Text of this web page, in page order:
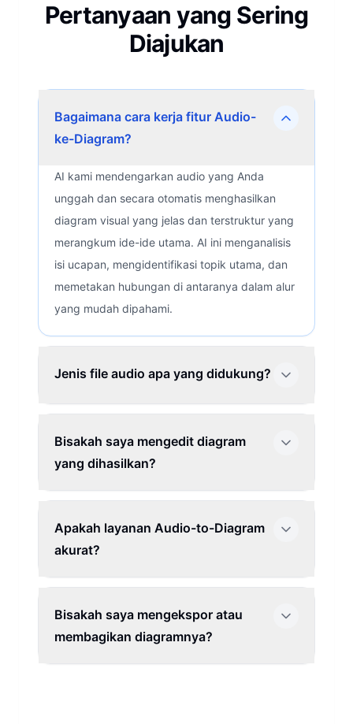
Pertanyaan yang Sering
Diajukan
Bagaimana cara kerja fitur Audio-
ke-Diagram?
AI kami mendengarkan audio yang Anda
unggah dan secara otomatis menghasilkan
diagram visual yang jelas dan terstruktur yang
merangkum ide-ide utama. AI ini menganalisis
isi ucapan, mengidentifikasi topik utama, dan
memetakan hubungan di antaranya dalam alur
yang mudah dipahami.
Jenis file audio apa yang didukung?
Bisakah saya mengedit diagram
yang dihasilkan?
Apakah layanan Audio-to-Diagram
akurat?
Bisakah saya mengekspor atau
membagikan diagramnya?